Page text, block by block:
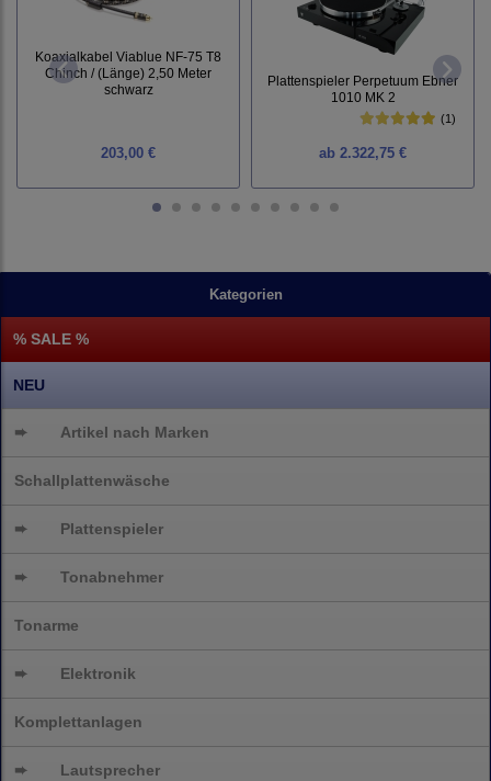
Kategorien
% SALE %
NEU
➨ Artikel nach Marken
Schallplattenwäsche
➨ Plattenspieler
➨ Tonabnehmer
Tonarme
➨ Elektronik
Komplettanlagen
➨ Lautsprecher
Koaxialkabel Viablue NF-75 T8
Chinch / (Länge) 2,50 Meter
schwarz
203,00 €
Plattenspieler Perpetuum Ebner
1010 MK 2
(1)
ab 2.322,75 €